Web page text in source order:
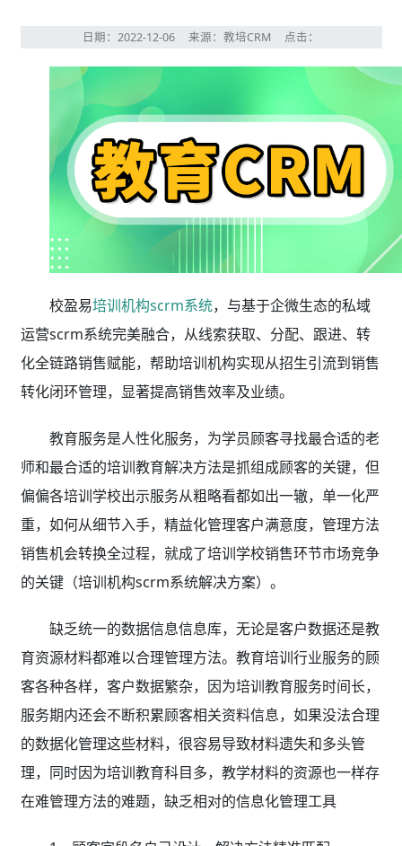
日期：2022-12-06 来源：教培CRM 点击：
校盈易培训机构scrm系统，与基于企微生态的私域
运营scrm系统完美融合，从线索获取、分配、跟进、转
化全链路销售赋能，帮助培训机构实现从招生引流到销售
转化闭环管理，显著提高销售效率及业绩。
教育服务是人性化服务，为学员顾客寻找最合适的老
师和最合适的培训教育解决方法是抓组成顾客的关键，但
偏偏各培训学校出示服务从粗略看都如出一辙，单一化严
重，如何从细节入手，精益化管理客户满意度，管理方法
销售机会转换全过程，就成了培训学校销售环节市场竞争
的关键（培训机构scrm系统解决方案）。
缺乏统一的数据信息信息库，无论是客户数据还是教
育资源材料都难以合理管理方法。教育培训行业服务的顾
客各种各样，客户数据繁杂，因为培训教育服务时间长，
服务期内还会不断积累顾客相关资料信息，如果没法合理
的数据化管理这些材料，很容易导致材料遗失和多头管
理，同时因为培训教育科目多，教学材料的资源也一样存
在难管理方法的难题，缺乏相对的信息化管理工具